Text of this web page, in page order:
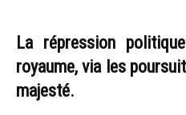
La répression
royaume, via les
majesté.